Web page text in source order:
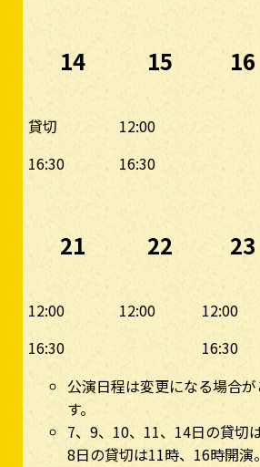
14
貸切
16:30
15
12:00
16:30
16
21
12:00
16:30
22
12:00
23
12:00
16:30
公演日程は変更になる場合
す。
7、9、10、11、14日の貸切
8日の貸切は11時、16時開演。